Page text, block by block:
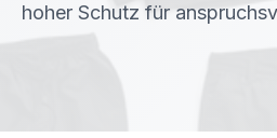
hoher Schutz für